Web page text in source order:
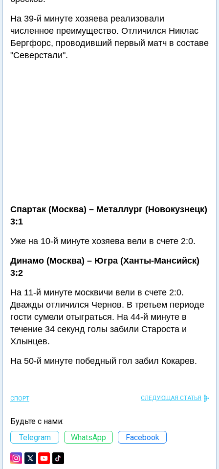
На 39-й минуте хозяева реализовали
численное преимущество. Отличился Никлас
Бергфорс, проводивший первый матч в составе
"Северстали".
Спартак (Москва) – Металлург (Новокузнецк)
3:1
Уже на 10-й минуте хозяева вели в счете 2:0.
Динамо (Москва) – Югра (Ханты-Мансийск)
3:2
На 11-й минуте москвичи вели в счете 2:0.
Дважды отличился Чернов. В третьем периоде
гости сумели отыграться. На 44-й минуте в
течение 34 секунд голы забили Староста и
Хлынцев.
На 50-й минуте победный гол забил Кокарев.
СПОРТ СЛЕДУЮЩАЯ СТАТЬЯ
Будьте с нами:
Telegram
WhatsApp Facebook